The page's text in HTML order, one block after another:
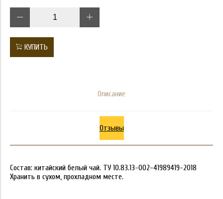
КУПИТЬ
Описание
Отзывы
Состав: китайский белый чай. ТУ 10.83.13-002-41989419-2018
Хранить в сухом, прохладном месте.